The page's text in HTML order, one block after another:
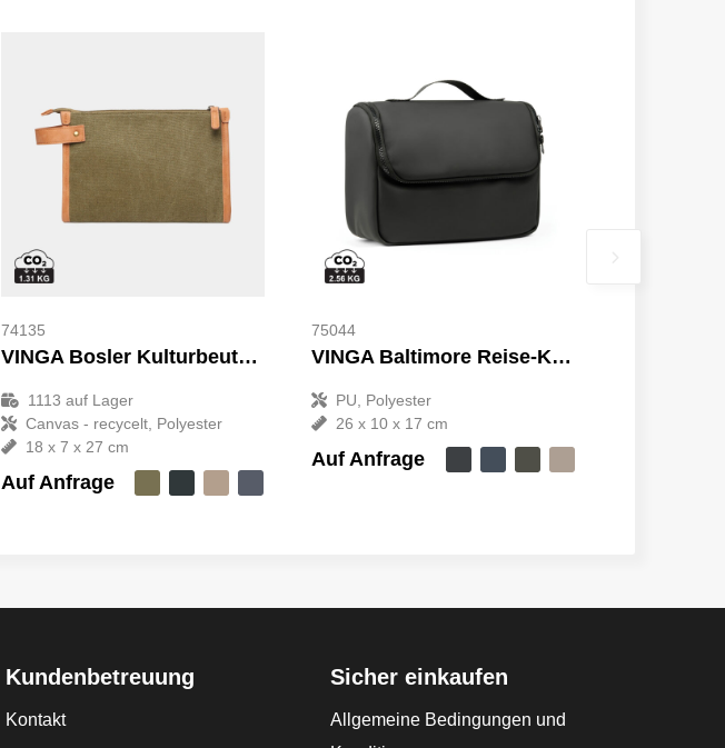
74135
VINGA Bosler Kulturbeutel aus GRS recyceltem Canvas
1113 auf Lager
Canvas - recycelt, Polyester
18 x 7 x 27 cm
Auf Anfrage
75044
VINGA Baltimore Reise-Kosmetiktasche
PU, Polyester
26 x 10 x 17 cm
Auf Anfrage
Kundenbetreuung
Kontakt
Sicher einkaufen
Allgemeine Bedingungen und